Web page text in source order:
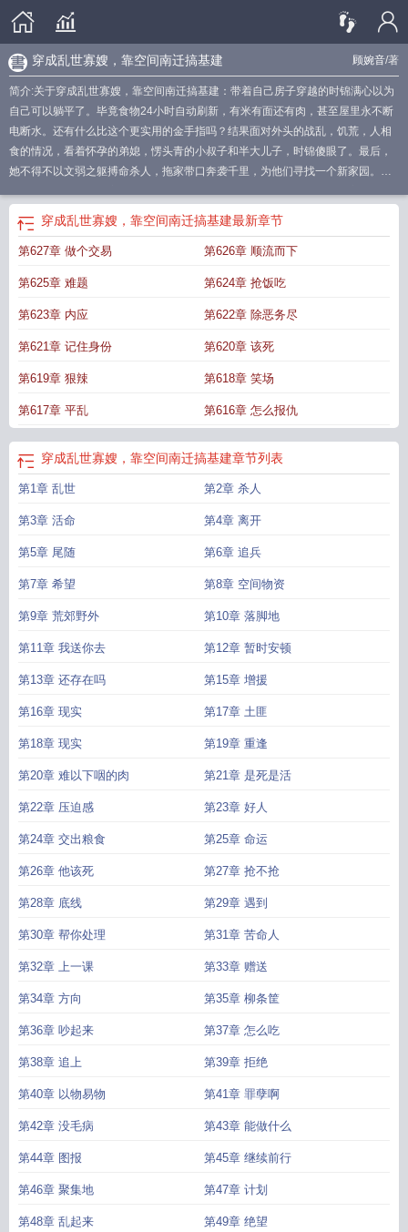
顾婉音/著
穿成乱世寡嫂，靠空间南迁搞基建
简介:关于穿成乱世寡嫂，靠空间南迁搞基建：带着自己房子穿越的时锦满心以为
自己可以躺平了。毕竟食物24小时自动刷新，有米有面还有肉，甚至屋里永不断
电断水。还有什么比这个更实用的金手指吗？结果面对外头的战乱，饥荒，人相
食的情况，看着怀孕的弟媳，愣头青的小叔子和半大儿子，时锦傻眼了。最后，
她不得不以文弱之躯搏命杀人，拖家带口奔袭千里，为他们寻找一个新家园。只
是一个姓，怎么还能选她当族长？甚至还有人想请她一起去打天下……救命，其
实她只想躺平啊！
趣阁穿成乱世佳人的奋斗史无错 穿越乱世空间屯粮靠空间南迁搞基建笔趣
阅读
靠空间南迁搞基建百度 靠空间南迁搞基建的靠空间南迁搞基建无弹窗
成乱世佳人的奋斗史-奈若何兮
穿成乱世美人穿成乱世佳人
佳人的奋斗史免费阅读
穿成乱世佳人奋斗史免费阅读穿成乱世寡嫂
搞基建笔趣阁
穿成乱世寡嫂，靠空间南迁搞基建最新章节
第627章 做个交易 第626章 顺流而下
第625章 难题 第624章 抢饭吃
第623章 内应 第622章 除恶务尽
第621章 记住身份 第620章 该死
第619章 狠辣 第618章 笑场
第617章 平乱 第616章 怎么报仇
穿成乱世寡嫂，靠空间南迁搞基建章节列表
第1章 乱世 第2章 杀人
第3章 活命 第4章 离开
第5章 尾随 第6章 追兵
第7章 希望 第8章 空间物资
第9章 荒郊野外 第10章 落脚地
第11章 我送你去 第12章 暂时安顿
第13章 还存在吗 第15章 增援
第16章 现实 第17章 土匪
第18章 现实 第19章 重逢
第20章 难以下咽的肉 第21章 是死是活
第22章 压迫感 第23章 好人
第24章 交出粮食 第25章 命运
第26章 他该死 第27章 抢不抢
第28章 底线 第29章 遇到
第30章 帮你处理 第31章 苦命人
第32章 上一课 第33章 赠送
第34章 方向 第35章 柳条筐
第36章 吵起来 第37章 怎么吃
第38章 追上 第39章 拒绝
第40章 以物易物 第41章 罪孽啊
第42章 没毛病 第43章 能做什么
第44章 图报 第45章 继续前行
第46章 聚集地 第47章 计划
第48章 乱起来 第49章 绝望